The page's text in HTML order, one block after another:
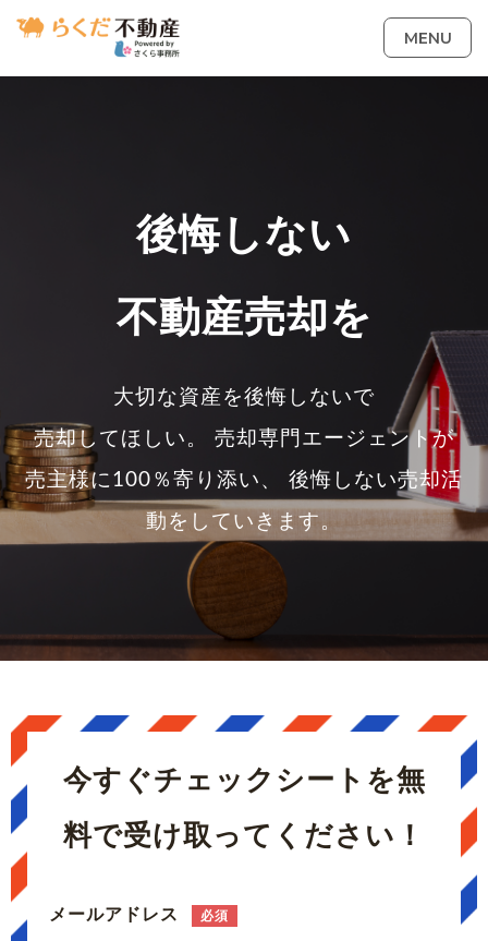
MENU
後悔しない
不動産売却を
大切な資産を後悔しないで
売却してほしい。 売却専門エージェントが
売主様に100％寄り添い、 後悔しない売却活
動をしていきます。
今すぐチェックシートを無
料で受け取ってください！
メールアドレス